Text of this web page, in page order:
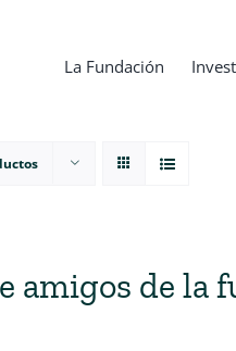
La Fundación
amigos de la